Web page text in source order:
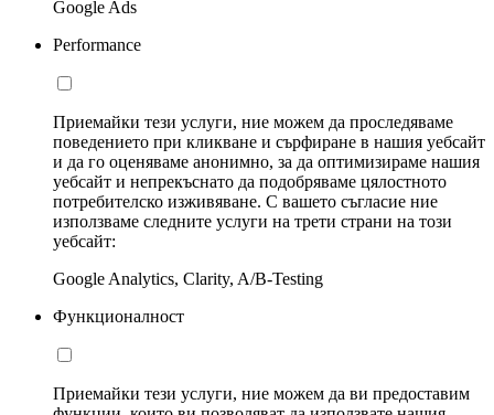
Google Ads
Performance
Приемайки тези услуги, ние можем да проследяваме
поведението при кликване и сърфиране в нашия уебсайт
и да го оценяваме анонимно, за да оптимизираме нашия
уебсайт и непрекъснато да подобряваме цялостното
потребителско изживяване. С вашето съгласие ние
използваме следните услуги на трети страни на този
уебсайт:
Google Analytics, Clarity, A/B-Testing
Функционалност
Приемайки тези услуги, ние можем да ви предоставим